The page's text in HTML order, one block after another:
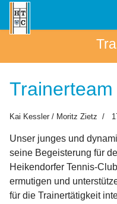
Trainerteam
Kai Kessler / Moritz Zietz
Unser junges und
seine Begeisterung für
Heikendorfer Tennis-
ermutigen und
für die Trainertätigkeit